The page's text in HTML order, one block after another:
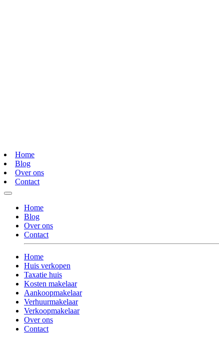
Home
Blog
Over ons
Contact
Home
Blog
Over ons
Contact
Home
Huis verkopen
Taxatie huis
Kosten makelaar
Aankoopmakelaar
Verhuurmakelaar
Verkoopmakelaar
Over ons
Contact